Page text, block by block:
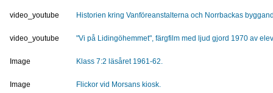
video_youtube Historien kring Vanföreanstalterna och Norrbackas
video_youtube "Vi på Lidingöhemmet", färgfilm med ljud gjord 1970 av
Image Klass 7:2 läsåret 1961-62.
Image Flickor vid Morsans kiosk.